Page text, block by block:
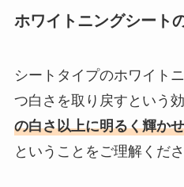
ホワイトニングシート
シートタイプのホワイト
つ白さを取り戻すという
の白さ以上に明るく輝か
ということをご理解くださ